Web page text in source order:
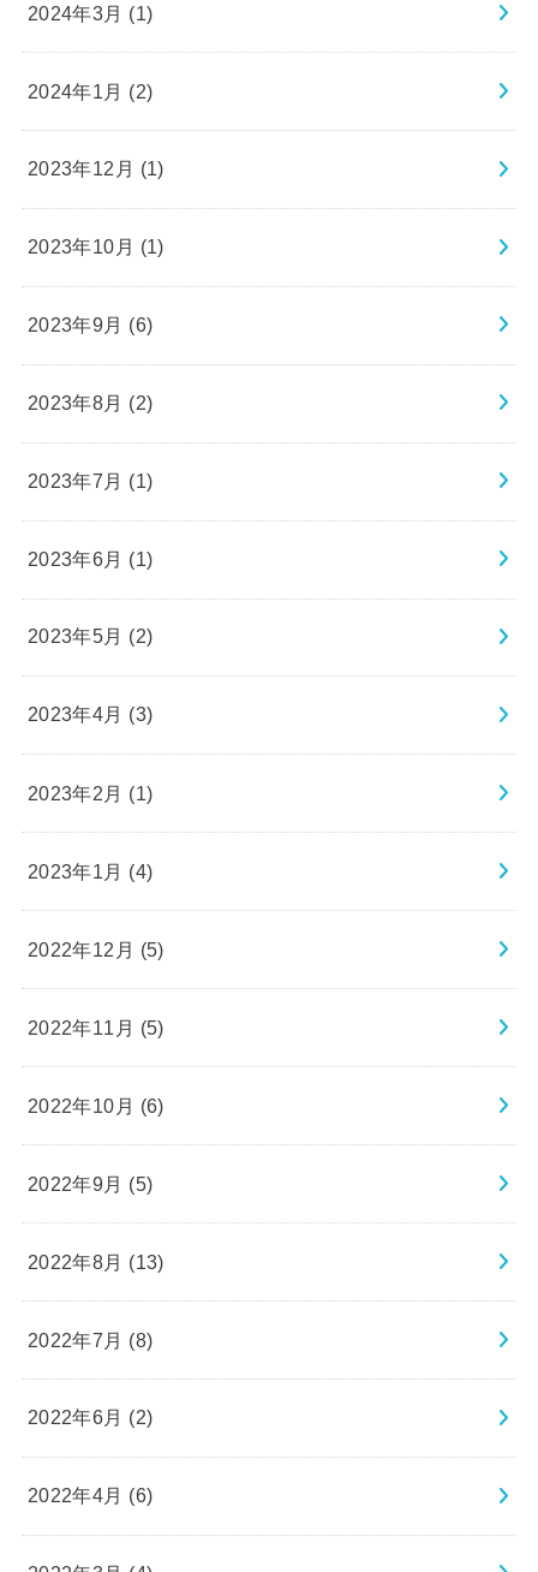
2024年3月 (1)
2024年1月 (2)
2023年12月 (1)
2023年10月 (1)
2023年9月 (6)
2023年8月 (2)
2023年7月 (1)
2023年6月 (1)
2023年5月 (2)
2023年4月 (3)
2023年2月 (1)
2023年1月 (4)
2022年12月 (5)
2022年11月 (5)
2022年10月 (6)
2022年9月 (5)
2022年8月 (13)
2022年7月 (8)
2022年6月 (2)
2022年4月 (6)